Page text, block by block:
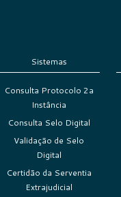
Sistemas
Consulta Protocolo 2a
Instância
Consulta Selo Digital
Validação de Selo
Digital
Certidão da Serventia
Extrajudicial